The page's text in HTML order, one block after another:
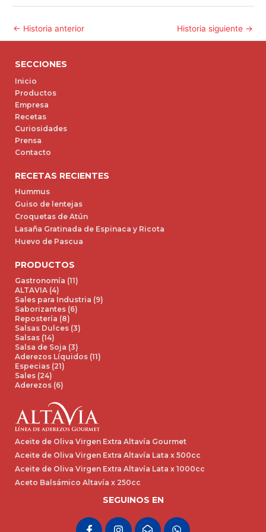
← Historia anterior Historia siguiente →
SECCIONES
Inicio
Productos
Empresa
Recetas
Curiosidades
Prensa
Contacto
RECETAS RECIENTES
Hummus
Guiso de lentejas
Croquetas de Atún
Lasaña Gratinada de Espinaca y Ricota
Huevo de Pascua
PRODUCTOS
Gastronomía (11)
ALTAVIA (4)
Sales para Industria (9)
Saborizantes (6)
Repostería (8)
Salsas Dulces (3)
Salsas (14)
Salsa de Soja (3)
Aderezos Líquidos (11)
Especias (21)
Sales (24)
Aderezos (6)
Aceite de Oliva Virgen Extra Altavía Gourmet
Aceite de Oliva Virgen Extra Altavía Lata x 500cc
Aceite de Oliva Virgen Extra Altavía Lata x 1000cc
Aceto Balsámico Altavía x 250cc
SEGUINOS EN
F
I
E
W